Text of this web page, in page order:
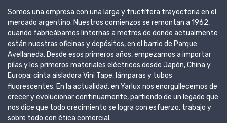
Somos una empresa con una larga y fructífera trayectoria en el
mercado argentino. Nuestros comienzos se remontan a 1962,
cuando fabricábamos linternas a metros de donde actualmente
están nuestras oficinas y depósitos, en el barrio de Parque
Avellaneda. Desde esos primeros años, empezamos a importar
pilas y los primeros materiales eléctricos desde Japón, China y
Europa: cinta aisladora Vini Tape, lámparas y tubos
fluorescentes. En la actualidad, en Yarlux nos enorgullecemos de
crecer y evolucionar continuamente, partiendo de un legado que
nos dice que todo crecimiento se logra con esfuerzo, trabajo y
sobre todo con ética comercial.